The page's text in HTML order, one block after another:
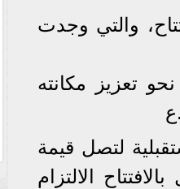
والتي وجدت
تعزيز مكانته
لتصل قيمة
الالتزام